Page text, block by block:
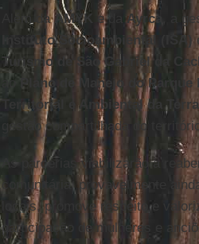
Além daAMYK e da Ayrca , a
Instituto Socioambiental (ISA)
Turismo de São Gabriel da
ao
Plano de Manejo do Parque
Territorial e Ambiental da Terra
gestão compartilhada do
As parcerias viabilizarão a
comunitária, provavelmente
locais, promove respeito e
participação de mulheres e